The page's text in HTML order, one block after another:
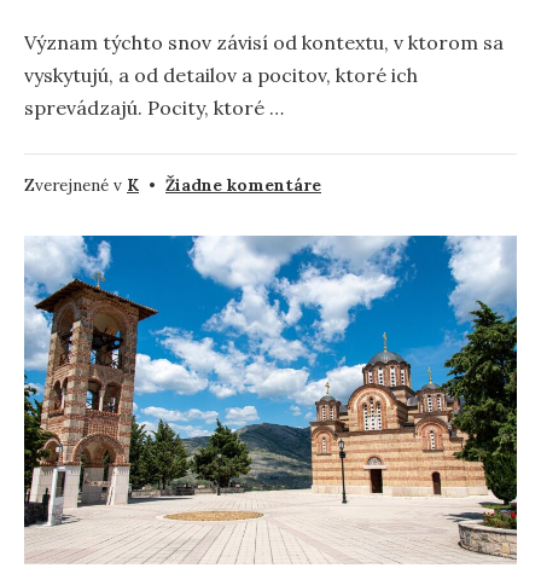
Význam týchto snov závisí od kontextu, v ktorom sa
vyskytujú, a od detailov a pocitov, ktoré ich
sprevádzajú. Pocity, ktoré …
Zverejnené v K • Žiadne komentárena
stehienka
(jedlo)
–
Význam
a
symbolika
sna